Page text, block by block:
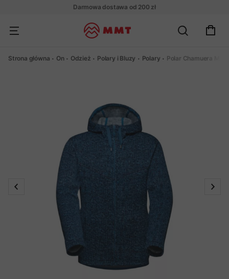
Darmowa dostawa od 200 zł
Strona główna On Odzież Polary i Bluzy Polary Polar Chamuera ML